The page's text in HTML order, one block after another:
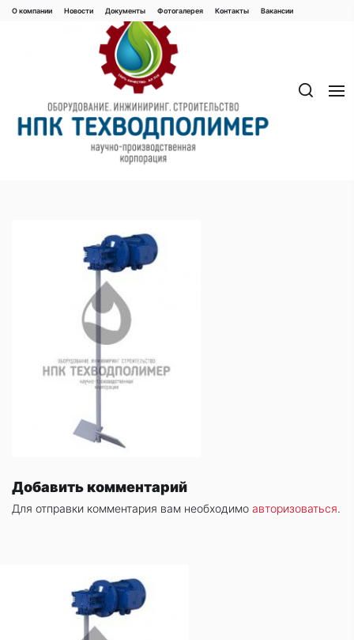
Перейти
Добавить комментарий
Для отправки комментария вам необходимо авторизоваться.
О компании Новости Документы Фотогалерея Контaкты Вакaнсии